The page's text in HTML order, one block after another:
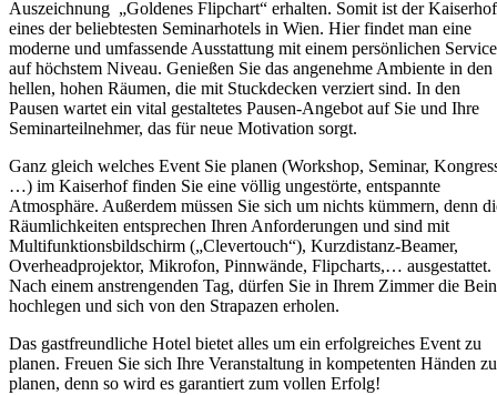
Auszeichnung „Goldenes Flipchart“ erhalten. Somit ist der Kaiserhof
eines der beliebtesten Seminarhotels in Wien. Hier findet man eine
moderne und umfassende Ausstattung mit einem persönlichen Service
auf höchstem Niveau. Genießen Sie das angenehme Ambiente in den
hellen, hohen Räumen, die mit Stuckdecken verziert sind. In den
Pausen wartet ein vital gestaltetes Pausen-Angebot auf Sie und Ihre
Seminarteilnehmer, das für neue Motivation sorgt.
Ganz gleich welches Event Sie planen (Workshop, Seminar,
…) im Kaiserhof finden Sie eine völlig ungestörte, entspannte
Atmosphäre. Außerdem müssen Sie sich um nichts kümmern, denn
Räumlichkeiten entsprechen Ihren Anforderungen und sind mit
Multifunktionsbildschirm („Clevertouch“), Kurzdistanz-Beamer,
Overheadprojektor, Mikrofon, Pinnwände, Flipcharts,… ausgestattet.
Nach einem anstrengenden Tag, dürfen Sie in Ihrem Zimmer die
hochlegen und sich von den Strapazen erholen.
Das gastfreundliche Hotel bietet alles um ein erfolgreiches Event zu
planen. Freuen Sie sich Ihre Veranstaltung in kompetenten Händen zu
planen, denn so wird es garantiert zum vollen Erfolg!